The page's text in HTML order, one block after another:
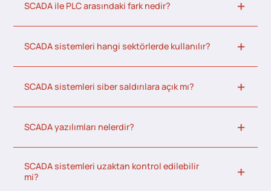
SCADA ile PLC arasındaki fark nedir?
SCADA sistemleri hangi sektörlerde kullanılır?
SCADA sistemleri siber saldırılara açık mı?
SCADA yazılımları nelerdir?
SCADA sistemleri uzaktan kontrol edilebilir
mi?